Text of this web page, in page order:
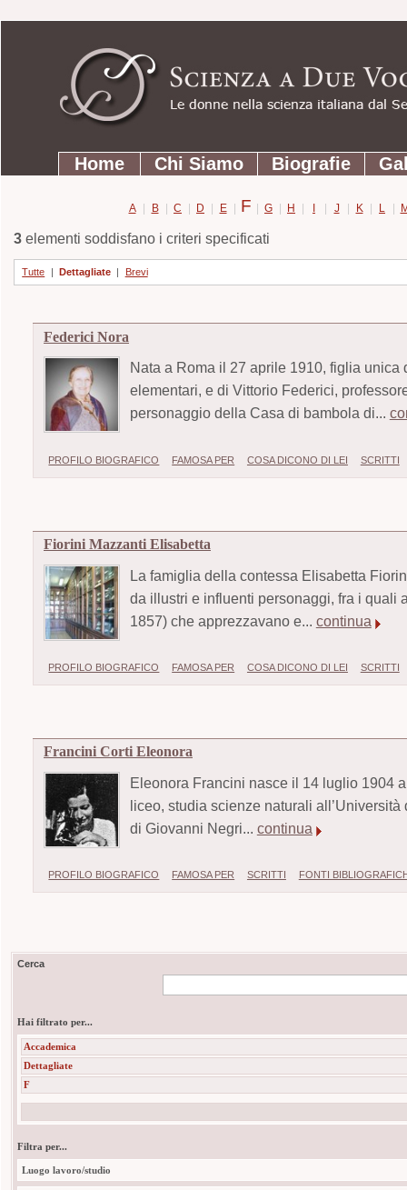
contenuti.
Strumenti
personali
SezioniHome Chi Siamo Biografie
A | B | C | D | E | F | G | H | I | J | K | L |
3elementi soddisfano i criteri specificati
Tutte | Dettagliate | Brevi
Federici Nora
Nata a Roma il 27 aprile 1910, figlia
elementari, e di Vittorio Federici,
personaggio della Casa di bambola di...
PROFILO BIOGRAFICO FAMOSA PER COSA DICONO DI LEI SCRITTI
Fiorini Mazzanti Elisabetta
La famiglia della contessa Elisabetta
da illustri e influenti personaggi, fra i quali
1857) che apprezzavano e... continua
PROFILO BIOGRAFICO FAMOSA PER COSA DICONO DI LEI SCRITTI
Francini Corti Eleonora
Eleonora Francini nasce il 14 luglio 1904
liceo, studia scienze naturali
di Giovanni Negri... continua
PROFILO BIOGRAFICO FAMOSA PER SCRITTI FONTI
Cerca
Hai filtrato per...
Accademica
Dettagliate
F
Filtra per...
Luogo lavoro/studio